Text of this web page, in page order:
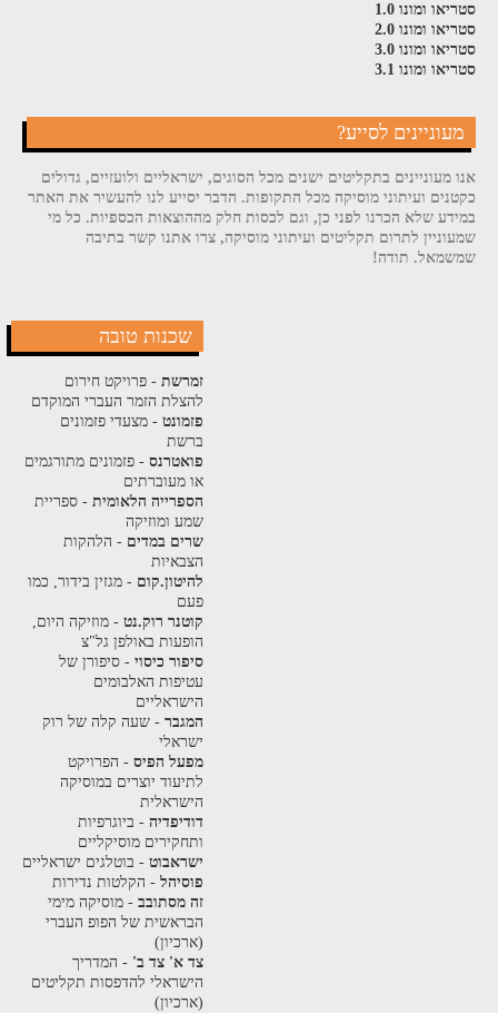
סטריאו ומונו 1.0
סטריאו ומונו 2.0
סטריאו ומונו 3.0
סטריאו ומונו 3.1
מעוניינים לסייע?
אנו מעוניינים בתקליטים ישנים מכל הסוגים, ישראליים ולועזיים, גדולים
כקטנים ועיתוני מוסיקה מכל התקופות. הדבר יסייע לנו להעשיר את האתר
במידע שלא הכרנו לפני כן, וגם לכסות חלק מההוצאות הכספיות. כל מי
שמעוניין לתרום תקליטים ועיתוני מוסיקה, צרו אתנו קשר בתיבה
שמשמאל. תודה!
שכנות טובה
זמרשת- פרויקט חירום
להצלת הזמר העברי המוקדם
פזמונט- מצעדי פזמונים
ברשת
פואטרנס- פזמונים מתורגמים
או מעוברתים
הספרייה הלאומית- ספריית
שמע ומוזיקה
שרים במדים - הלהקות
הצבאיות
להיטון.קום - מגזין בידור, כמו
פעם
קוטנר רוק.נט- מוזיקה היום,
הופעות באולפן גל"צ
סיפור כיסוי- סיפורן של
עטיפות האלבומים
הישראליים
המגבר- שעה קלה של רוק
ישראלי
מפעל הפיס- הפרויקט
לתיעוד יוצרים במוסיקה
הישראלית
דודיפדיה- ביוגרפיות
ותחקירים מוסיקליים
ישראבוט- בוטלגים ישראליים
פוסיהל- הקלטות נדירות
זה מסתובב- מוסיקה מימי
הבראשית של הפופ העברי
(ארכיון)
צד א' צד ב' - המדריך
הישראלי להדפסות תקליטים
(ארכיון)